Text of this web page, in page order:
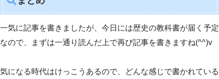
一気に記事を書きましたが、今日には歴史の教科書が届く予定
なので、まずは一通り読んだ上で再び記事を書きますね(^^)v
気になる時代はけっこうあるので、どんな感じで書かれている